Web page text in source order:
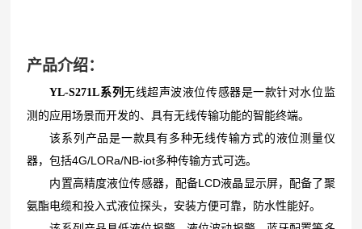
产品介绍：
YL-S271L系列无线超声波液位传感器是一款针对水位监
测的应用场景而开发的、具有无线传输功能的智能终端。
该系列产品是一款具有多种无线传输方式的液位测量仪
器，包括4G/LORa/NB-iot多种传输方式可选。
内置高精度液位传感器，配备LCD液晶显示屏，配备了聚
氨酯电缆和投入式液位探头，安装方便可靠，防水性能好。